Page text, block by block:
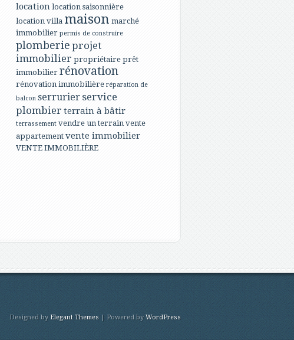
location location saisonnière
location villa maison marché
immobilier permis de construire
plomberie projet
immobilier propriétaire prêt
immobilier rénovation
rénovation immobilière réparation de
balcon serrurier service
plombier terrain à bâtir
terrassement vendre un terrain vente
appartement vente immobilier
VENTE IMMOBILIÈRE
Designed byElegant Themes | Powered by WordPress